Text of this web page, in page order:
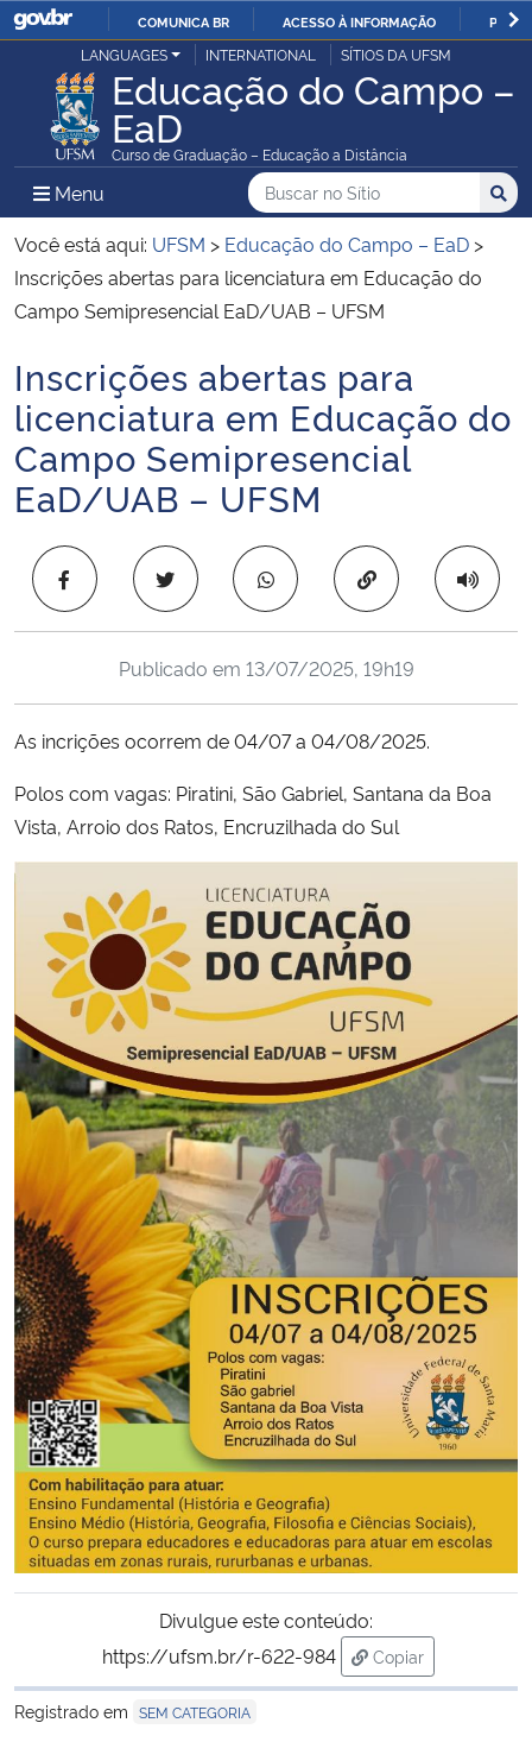
IR
PARA
CONTEÚDO
COMUNICA BR ACESSO À INFORMAÇÃO
Ministério da Justiça e Segurança Pública
Ministério da Defesa
Ministério das Relações Exteriores
Ministério da Economia
Ministério da Infraestrutura
Ministério da Agricultura, Pecuária e Abastecimento
Ministério da Educação
Ministério da Cidadania
Ministério da Saúde
Ministério de Minas e Energia
Ministério da Ciência, Tecnologia, Inovações e Comunicações
Ministério do Meio Ambiente
Ministério do Turismo
Ministério do Desenvolvimento Regional
Controladoria-Geral da União
Ministério da Mulher, da Família e dos Direitos Humanos
Secretaria-Geral
Secretaria de Governo
Gabinete de Segurança Institucional
Advocacia-Geral da União
Banco Central do Brasil
Planalto
LANGUAGES INTERNATIONAL SÍTIOS DA UFSM
Educação do Campo –
EaD
Curso de Graduação – Educação a Distância
Menu Menu Principal do Sítio
Busca
Buscar no no Sítio
Busca:
Você está aqui: UFSM > Educação do Campo – EaD >
Inscrições abertas para licenciatura em Educação do
Campo Semipresencial EaD/UAB – UFSM
Início do conteúdo
Inscrições abertas para
licenciatura em Educação do
Campo Semipresencial
EaD/UAB – UFSM
Copiar para área
Publicado em 13/07/2025, 19h19
As incrições ocorrem de 04/07 a 04/08/2025.
Polos com vagas: Piratini, São Gabriel, Santana da Boa
Vista, Arroio dos Ratos, Encruzilhada do Sul
Divulgue este conteúdo:
https://ufsm.br/r-622-984
Copiar
para área de
Registrado em SEM CATEGORIA